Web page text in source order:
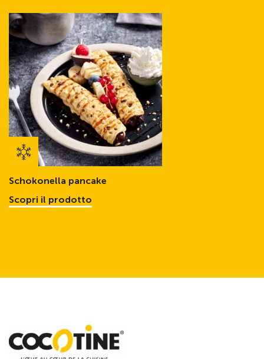
Schokonella pancake
Scopri il prodotto